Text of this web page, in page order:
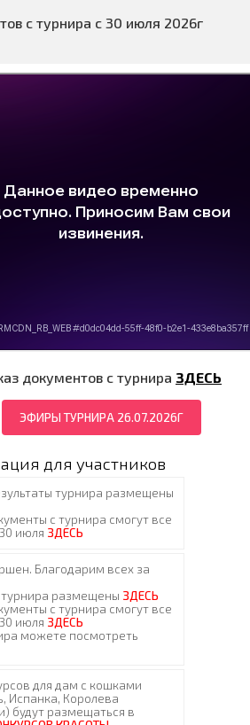
с турнира с 30 июля 2026г
документов с турнира ЗДЕСЬ
ЭФИРЫ ТУРНИРА 26.07.2026Г
для участников